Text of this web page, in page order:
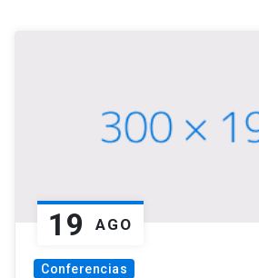
19 AGO
Conferencias